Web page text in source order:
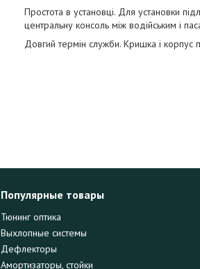
Простота в установці. Для установки
центральну консоль між водійським і
Довгий термін служби. Кришка і корпус
Популярные товары
Тюнинг оптика
Выхлопные системы
Дефлекторы
Амортизаторы, стойки